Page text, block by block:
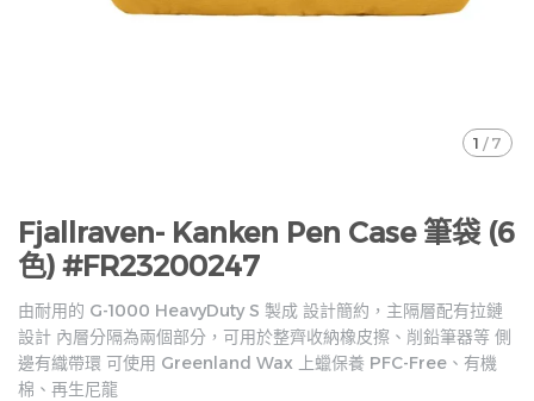
1 / 7
Fjallraven- Kanken Pen Case 筆袋 (6
色) #FR23200247
由耐用的 G-1000 HeavyDuty S 製成 設計簡約，主隔層配有拉鏈
設計 內層分隔為兩個部分，可用於整齊收納橡皮擦、削鉛筆器等 側
邊有織帶環 可使用 Greenland Wax 上蠟保養 PFC-Free、有機
棉、再生尼龍